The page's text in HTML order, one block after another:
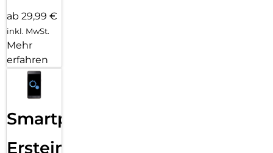
ab 29,99 €
inkl. MwSt.
Mehr
erfahren
Smartphone
Ersteinrichtung